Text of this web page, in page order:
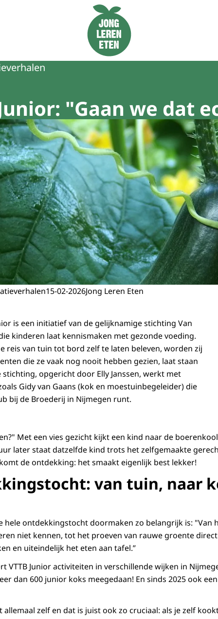
Naar de homepage van Jong Leren Eten
"Gaan we dat
15-02-2026Jong Leren Eten
is een initiatief van de gelijknamige stichting Van
kinderen laat kennismaken met gezonde voeding.
reis van tuin tot bord zelf te laten beleven, worden zij
die ze vaak nog nooit hebben gezien, laat staan
opgericht door Elly Janssen, werkt met
Gidy van Gaans (kok en moestuinbegeleider) die
bij de Broederij in Nijmegen runt.
Met een vies gezicht kijkt een kind naar de
later staat datzelfde kind trots het zelfgemaakte
de ontdekking: het smaakt eigenlijk best lekker!
van tuin, naar
hele ontdekkingstocht doormaken zo belangrijk is: "Van
niet kennen, tot het proeven van rauwe groente
en uiteindelijk het eten aan tafel.”
VTTB Junior activiteiten in verschillende wijken in
dan 600 junior koks meegedaan! En sinds 2025 ook
zelf en dat is juist ook zo cruciaal: als je zelf